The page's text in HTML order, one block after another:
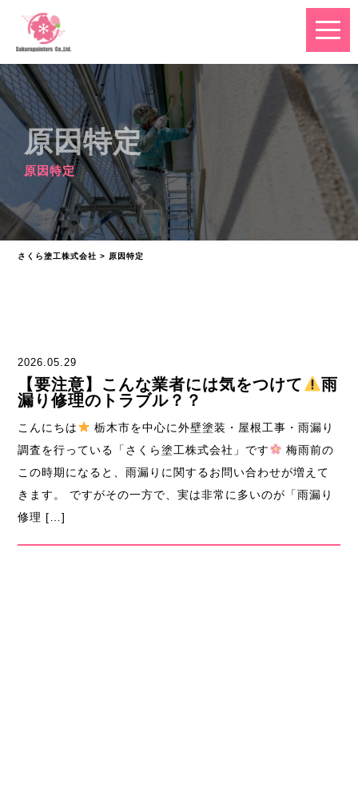
原因特定
原因特定
さくら塗工株式会社 > 原因特定
2026.05.29
【要注意】こんな業者には気をつけて
雨
漏り修理のトラブル？？
こんにちは
栃木市を中心に外壁塗装・屋根工事・雨漏り
調査を行っている「さくら塗工株式会社」です
梅雨前の
この時期になると、雨漏りに関するお問い合わせが増えて
きます。 ですがその一方で、実は非常に多いのが「雨漏り
修理 […]